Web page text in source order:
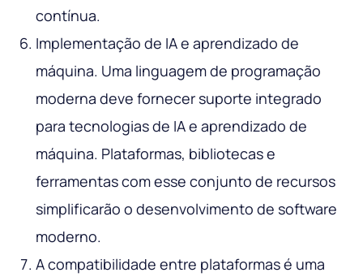
contínua.
Implementação de IA e aprendizado de
máquina. Uma linguagem de programação
moderna deve fornecer suporte integrado
para tecnologias de IA e aprendizado de
máquina. Plataformas, bibliotecas e
ferramentas com esse conjunto de recursos
simplificarão o desenvolvimento de software
moderno.
A compatibilidade entre plataformas é uma